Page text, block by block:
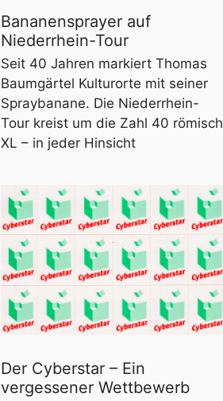
Bananensprayer auf
Niederrhein-Tour
Seit 40 Jahren markiert Thomas
Baumgärtel Kulturorte mit seiner
Spraybanane. Die Niederrhein-
Tour kreist um die Zahl 40 römisch
XL – in jeder Hinsicht
Der Cyberstar – Ein
vergessener Wettbewerb